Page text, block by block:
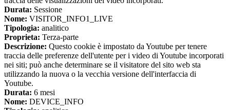
Durata: Sessione
Nome: VISITOR_INFO1_LIVE
Tipologia: analitico
Proprieta: Terza-parte
Descrizione: Questo cookie è impostato da Youtube per tenere
traccia delle preferenze dell'utente per i video di Youtube incorporati
nei siti; può anche determinare se il visitatore del sito web sta
utilizzando la nuova o la vecchia versione dell'interfaccia di
Youtube.
Durata: 6 mesi
Nome: DEVICE_INFO